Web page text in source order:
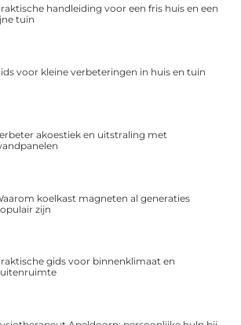
handleiding voor een fris huis en een
tuin
voor kleine verbeteringen in huis en tuin
akoestiek en uitstraling met
koelkast magneten al generaties
zijn
gids voor binnenklimaat en